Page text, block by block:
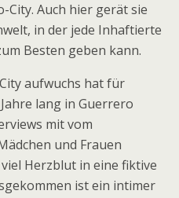
City. Auch hier gerät sie
in der jede Inhaftierte
Besten geben kann.
aufwuchs hat für
lang in Guerrero
mit vom
und Frauen
Herzblut in eine fiktive
ist ein intimer